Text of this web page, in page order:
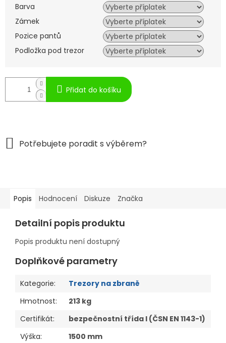
Barva
Zámek
Pozice pantů
Podložka pod trezor
Přidat do košíku
Popis Hodnocení Diskuze Značka
Detailní popis produktu
Popis produktu není dostupný
Doplňkové parametry
Kategorie:
Trezory na zbraně
Hmotnost:
213 kg
Certifikát:
bezpečnostní třída I (ČSN EN 1143-1)
Výška:
1500 mm